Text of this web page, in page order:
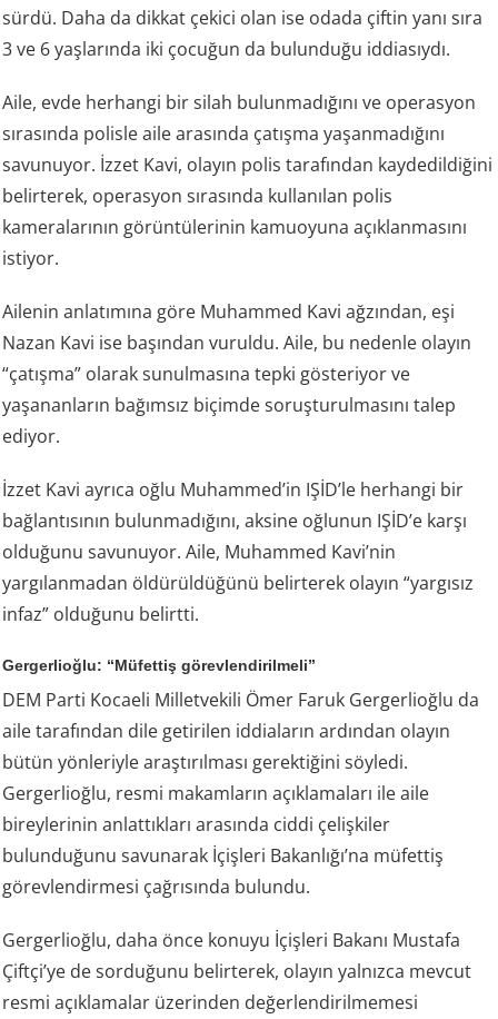
sürdü. Daha da dikkat çekici olan ise odada çiftin yanı sıra
3 ve 6 yaşlarında iki çocuğun da bulunduğu iddiasıydı.
Aile, evde herhangi bir silah bulunmadığını ve operasyon
sırasında polisle aile arasında çatışma yaşanmadığını
savunuyor. İzzet Kavi, olayın polis tarafından kaydedildiğini
belirterek, operasyon sırasında kullanılan polis
kameralarının görüntülerinin kamuoyuna açıklanmasını
istiyor.
Ailenin anlatımına göre Muhammed Kavi ağzından, eşi
Nazan Kavi ise başından vuruldu. Aile, bu nedenle olayın
“çatışma” olarak sunulmasına tepki gösteriyor ve
yaşananların bağımsız biçimde soruşturulmasını talep
ediyor.
İzzet Kavi ayrıca oğlu Muhammed’in IŞİD’le herhangi bir
bağlantısının bulunmadığını, aksine oğlunun IŞİD’e karşı
olduğunu savunuyor. Aile, Muhammed Kavi’nin
yargılanmadan öldürüldüğünü belirterek olayın “yargısız
infaz” olduğunu belirtti.
Gergerlioğlu: “Müfettiş görevlendirilmeli”
DEM Parti Kocaeli Milletvekili Ömer Faruk Gergerlioğlu da
aile tarafından dile getirilen iddiaların ardından olayın
bütün yönleriyle araştırılması gerektiğini söyledi.
Gergerlioğlu, resmi makamların açıklamaları ile aile
bireylerinin anlattıkları arasında ciddi çelişkiler
bulunduğunu savunarak İçişleri Bakanlığı’na müfettiş
görevlendirmesi çağrısında bulundu.
Gergerlioğlu, daha önce konuyu İçişleri Bakanı Mustafa
Çiftçi’ye de sorduğunu belirterek, olayın yalnızca mevcut
resmi açıklamalar üzerinden değerlendirilmemesi